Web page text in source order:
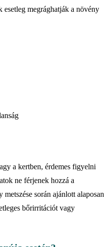
megrághatják a növény
a kertben, érdemes figyelni
ne férjenek hozzá a
során ajánlott alaposan
bőrirritációt vagy